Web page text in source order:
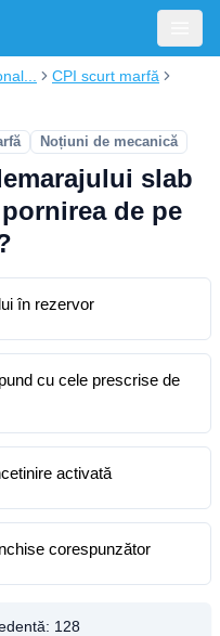
CPI scurt marfă
Noțiuni de mecanică
slab
de pe
în rezervor
cu cele prescrise de
activată
corespunzător
128